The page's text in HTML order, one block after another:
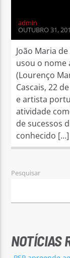
admin
OUTUBRO 31,
João Maria
usou o nome
(Lourenço
Cascais, 22
e artista
atividade
de sucessos
conhecido […]
Pesquisar
NOTÍCIAS